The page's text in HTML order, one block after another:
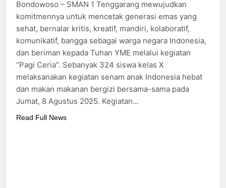
Bondowoso – SMAN 1 Tenggarang mewujudkan
komitmennya untuk mencetak generasi emas yang
sehat, bernalar kritis, kreatif, mandiri, kolaboratif,
komunikatif, bangga sebagai warga negara Indonesia,
dan beriman kepada Tuhan YME melalui kegiatan
“Pagi Ceria”. Sebanyak 324 siswa kelas X
melaksanakan kegiatan senam anak Indonesia hebat
dan makan makanan bergizi bersama-sama pada
Jumat, 8 Agustus 2025. Kegiatan…
Read Full News